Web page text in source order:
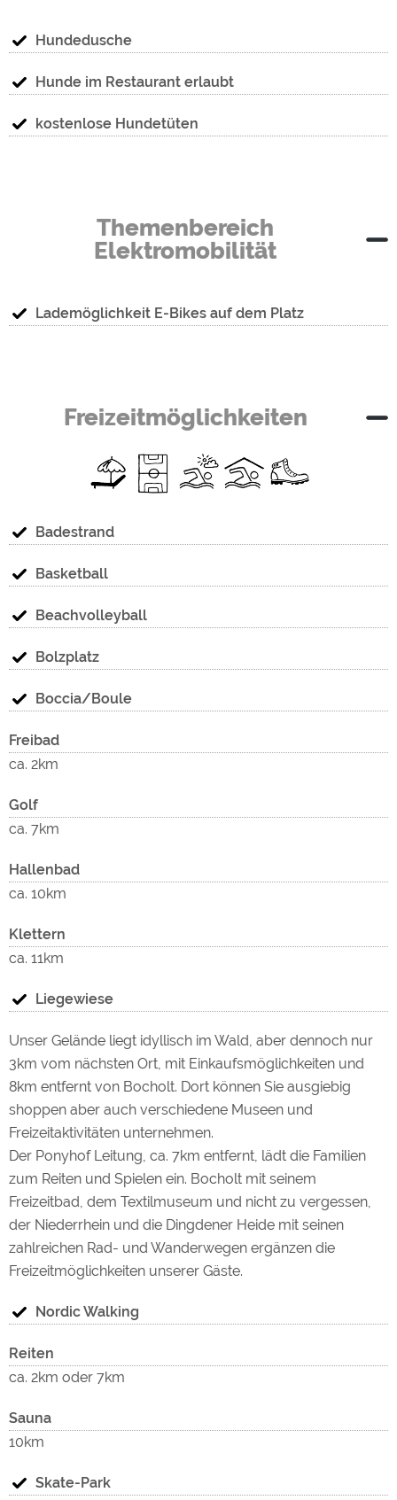
Hundedusche
Hunde im Restaurant erlaubt
kostenlose Hundetüten
Themenbereich
Elektromobilität
Lademöglichkeit E-Bikes auf dem Platz
Freizeitmöglichkeiten
Badestrand
Basketball
Beachvolleyball
Bolzplatz
Boccia/Boule
Freibad
ca. 2km
Golf
ca. 7km
Hallenbad
ca. 10km
Klettern
ca. 11km
Liegewiese
Unser Gelände liegt idyllisch im Wald, aber dennoch nur
3km vom nächsten Ort, mit Einkaufsmöglichkeiten und
8km entfernt von Bocholt. Dort können Sie ausgiebig
shoppen aber auch verschiedene Museen und
Freizeitaktivitäten unternehmen.
Der Ponyhof Leitung, ca. 7km entfernt, lädt die Familien
zum Reiten und Spielen ein. Bocholt mit seinem
Freizeitbad, dem Textilmuseum und nicht zu vergessen,
der Niederrhein und die Dingdener Heide mit seinen
zahlreichen Rad- und Wanderwegen ergänzen die
Freizeitmöglichkeiten unserer Gäste.
Nordic Walking
Reiten
ca. 2km oder 7km
Sauna
10km
Skate-Park